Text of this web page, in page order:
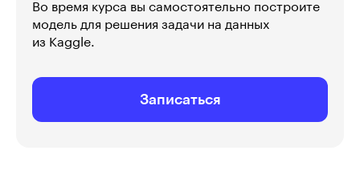
Во время курса вы самостоятельно построите
модель для решения задачи на данных
из Kaggle.
Записаться